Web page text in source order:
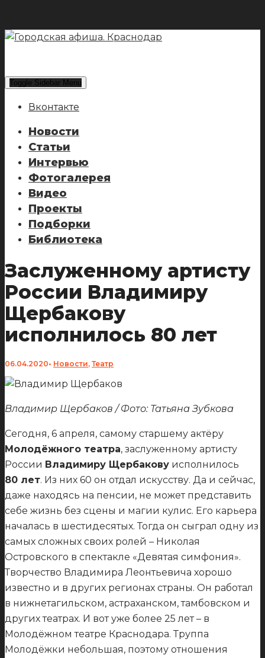
Toggle Sidebar Menu
Вконтакте
Новости
Статьи
Интервью
Фотогалерея
Видео
Проекты
Подборки
Библиотека
Заслуженному артисту
России Владимиру
Щербакову
исполнилось 80 лет
06.04.2020• Новости, Театр
Владимир Щербаков / Фото: Татьяна Зубкова
Сегодня, 6 апреля, самому старшему актёру
Молодёжного театра, заслуженному артисту
России Владимиру Щербакову исполнилось
80 лет. Из них 60 он отдал искусству. Да и сейчас,
даже находясь на пенсии, не может представить
себе жизнь без сцены и магии кулис. Его карьера
началась в шестидесятых. Тогда он сыграл одну из
самых сложных своих ролей – Николая
Островского в спектакле «Девятая симфония».
Творчество Владимира Леонтьевича хорошо
известно и в других регионах страны. Он работал
в нижнетагильском, астраханском, тамбовском и
других театрах. И вот уже более 25 лет – в
Молодёжном театре Краснодара. Труппа
Молодёжки небольшая, поэтому отношения